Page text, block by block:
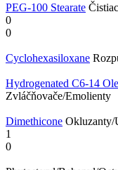
PEG-100 Stearate
0
0
Cyclohexasiloxane
Hydrogenated C6-14
Zvláčňovače/Emolienty
Dimethicone Okluzanty/
1
0